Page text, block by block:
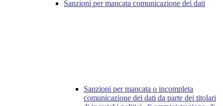
Sanzioni per mancata comunicazione dei dati
Sanzioni per mancata o incompleta
comunicazione dei dati da parte dei titolari